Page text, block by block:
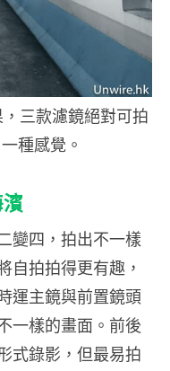
三款濾鏡絕對可拍
種感覺。
變四，拍出不一樣
自拍拍得更有趣，
運主鏡與前置鏡頭
一樣的畫面。前後
式錄影，但最易拍